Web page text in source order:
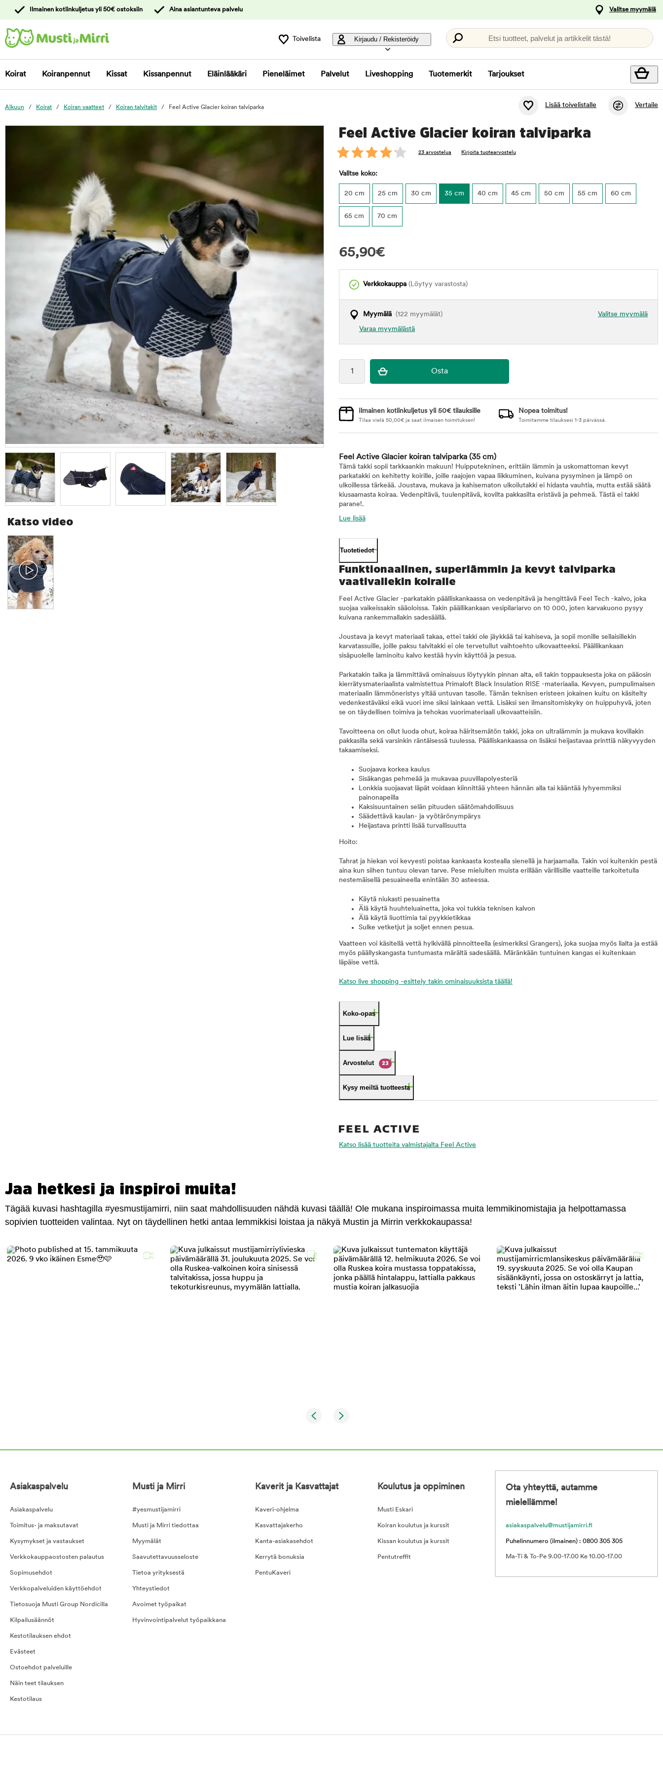
asiakaspalveluun
Ilmainen kotiinkuljetus yli 50€ ostoksiin Aina asiantunteva palvelu Valitse myymälä
Toivelista Kirjaudu / Rekisteröidy Etsi tuotteet, palvelut ja artikkelit tästä!
Koirat Koiranpennut Kissat Kissanpennut Eläinlääkäri Pieneläimet Palvelut Liveshopping Tuotemerkit Tarjoukset
Alkuun Koirat Koiran vaatteet Koiran talvitakit Feel Active Glacier koiran talviparka Lisää toivelistalle Vertaile
Feel Active Glacier koiran talviparka
23 arvostelua Kirjoita tuotearvostelu
Katso video
Valitse koko:
20 cm 25 cm 30 cm 35 cm 40 cm 45 cm 50 cm 55 cm 60 cm
65 cm 70 cm
65,90€
Verkkokauppa (Löytyy varastosta)
Valitse myymälä
Myymälä (122 myymälät)
Varaa myymälästä
Ilmainen kotiinkuljetus yli 50€ tilauksille
Tilaa vielä 50,00€ ja saat ilmaisen toimituksen!
Nopea toimitus!
Toimitamme tilauksesi 1-3 päivässä.
Feel Active Glacier koiran talviparka (35 cm)
Tämä takki sopii tarkkaankin makuun! Huipputekninen, erittäin lämmin ja uskomattoman kevyt
parkatakki on kehitetty koirille, joille raajojen vapaa liikkuminen, kuivana pysyminen ja lämpö on
ulkoillessa tärkeää. Joustava, mukava ja kahisematon ulkoilutakki ei hidasta vauhtia, mutta estää säätä
kiusaamasta koiraa. Vedenpitävä, tuulenpitävä, kovilta pakkasilta eristävä ja pehmeä. Tästä ei takki
parane!.
Lue lisää
Tuotetiedot
Funktionaalinen, superlämmin ja kevyt talviparka
vaativallekin koiralle
Feel Active Glacier -parkatakin päälliskankaassa on vedenpitävä ja hengittävä Feel Tech -kalvo, joka
suojaa vaikeissakin sääoloissa. Takin päällikankaan vesipilariarvo on 10 000, joten karvakuono pysyy
kuivana rankemmallakin sadesäällä.
Joustava ja kevyt materiaali takaa, ettei takki ole jäykkää tai kahiseva, ja sopii monille sellaisillekin
karvatassuille, joille paksu talvitakki ei ole tervetullut vaihtoehto ulkovaatteeksi. Päällikankaan
sisäpuolelle laminoitu kalvo kestää hyvin käyttöä ja pesua.
Parkatakin taika ja lämmittävä ominaisuus löytyykin pinnan alta, eli takin toppauksesta joka on pääosin
kierrätysmateriaalista valmistettua Primaloft Black Insulation RISE -materiaalia. Kevyen, pumpulimaisen
materiaalin lämmöneristys yltää untuvan tasolle. Tämän teknisen eristeen jokainen kuitu on käsitelty
vedenkestäväksi eikä vuori ime siksi lainkaan vettä. Lisäksi sen ilmansitomiskyky on huippuhyvä, joten
se on täydellisen toimiva ja tehokas vuorimateriaali ulkovaatteisiin.
Tavoitteena on ollut luoda ohut, koiraa häiritsemätön takki, joka on ultralämmin ja mukava kovillakin
pakkasilla sekä varsinkin räntäisessä tuulessa. Päälliskankaassa on lisäksi heijastavaa printtiä näkyvyyden
takaamiseksi.
Suojaava korkea kaulus
Sisäkangas pehmeää ja mukavaa puuvillapolyesteriä
Lonkkia suojaavat läpät voidaan kiinnittää yhteen hännän alla tai kääntää lyhyemmiksi
painonapeilla
Kaksisuuntainen selän pituuden säätömahdollisuus
Säädettävä kaulan- ja vyötärönympärys
Heijastava printti lisää turvallisuutta
Hoito:
Tahrat ja hiekan voi kevyesti poistaa kankaasta kostealla sienellä ja harjaamalla. Takin voi kuitenkin pestä
aina kun siihen tuntuu olevan tarve. Pese mieluiten muista erillään värillisille vaatteille tarkoitetulla
nestemäisellä pesuaineella enintään 30 asteessa.
Käytä niukasti pesuainetta
Älä käytä huuhteluainetta, joka voi tukkia teknisen kalvon
Älä käytä liuottimia tai pyykkietikkaa
Sulke vetketjut ja soljet ennen pesua.
Vaatteen voi käsitellä vettä hylkivällä pinnoitteella (esimerkiksi Grangers), joka suojaa myös lialta ja estää
myös päällyskangasta tuntumasta märältä sadesäällä. Märänkään tuntuinen kangas ei kuitenkaan
läpäise vettä.
Katso live shopping -esittely takin ominaisuuksista täällä!
Koko-opas
Lue lisää
Arvostelut 23
Kysy meiltä tuotteesta
Katso lisää tuotteita valmistajalta Feel Active
Jaa hetkesi ja inspiroi muita!
Tägää kuvasi hashtagilla #yesmustijamirri, niin saat mahdollisuuden nähdä kuvasi täällä! Ole mukana inspiroimassa muita lemmikinomistajia ja helpottamassa
sopivien tuotteiden valintaa. Nyt on täydellinen hetki antaa lemmikkisi loistaa ja näkyä Mustin ja Mirrin verkkokaupassa!
Asiakaspalvelu
Asiakaspalvelu
Toimitus- ja maksutavat
Kysymykset ja vastaukset
Verkkokauppaostosten palautus
Sopimusehdot
Verkkopalveluiden käyttöehdot
Tietosuoja Musti Group Nordicilla
Kilpailusäännöt
Kestotilauksen ehdot
Evästeet
Ostoehdot palveluille
Näin teet tilauksen
Kestotilaus
Musti ja Mirri
#yesmustijamirri
Musti ja Mirri tiedottaa
Myymälät
Saavutettavuusseloste
Tietoa yrityksestä
Yhteystiedot
Avoimet työpaikat
Hyvinvointipalvelut työpaikkana
Kaverit ja Kasvattajat
Kaveri-ohjelma
Kasvattajakerho
Kanta-asiakasehdot
Kerrytä bonuksia
PentuKaveri
Koulutus ja oppiminen
Musti Eskari
Koiran koulutus ja kurssit
Kissan koulutus ja kurssit
Pentutreffit
Ota yhteyttä, autamme
mielellämme!
asiakaspalvelu@mustijamirri.fi
Puhelinnumero (ilmainen) : 0800 305 305
Ma-Ti & To-Pe 9.00-17.00 Ke 10.00-17.00